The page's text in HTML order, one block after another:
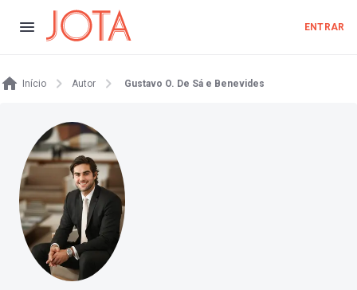
ENTRAR
Início Autor Gustavo O. De Sá e Benevides